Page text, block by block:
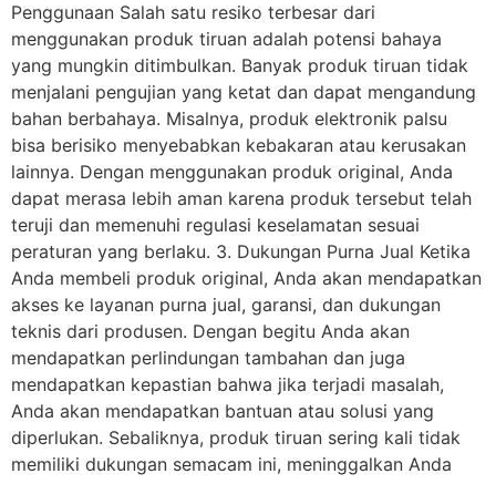
Penggunaan Salah satu resiko terbesar dari
menggunakan produk tiruan adalah potensi bahaya
yang mungkin ditimbulkan. Banyak produk tiruan tidak
menjalani pengujian yang ketat dan dapat mengandung
bahan berbahaya. Misalnya, produk elektronik palsu
bisa berisiko menyebabkan kebakaran atau kerusakan
lainnya. Dengan menggunakan produk original, Anda
dapat merasa lebih aman karena produk tersebut telah
teruji dan memenuhi regulasi keselamatan sesuai
peraturan yang berlaku. 3. Dukungan Purna Jual Ketika
Anda membeli produk original, Anda akan mendapatkan
akses ke layanan purna jual, garansi, dan dukungan
teknis dari produsen. Dengan begitu Anda akan
mendapatkan perlindungan tambahan dan juga
mendapatkan kepastian bahwa jika terjadi masalah,
Anda akan mendapatkan bantuan atau solusi yang
diperlukan. Sebaliknya, produk tiruan sering kali tidak
memiliki dukungan semacam ini, meninggalkan Anda